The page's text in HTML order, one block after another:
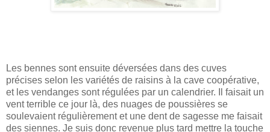
Les bennes sont ensuite déversées dans des cuves
précises selon les variétés de raisins à la cave coopérative,
et les vendanges sont régulées par un calendrier. Il faisait un
vent terrible ce jour là, des nuages de poussières se
soulevaient régulièrement et une dent de sagesse me faisait
des siennes. Je suis donc revenue plus tard mettre la touche